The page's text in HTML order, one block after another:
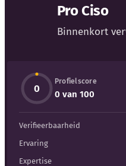
Externe bronnen
Woordenboek
Auteurs
Pro Ciso
Binnenkort
0
Profielscore
0 van 100
Verifieerbaarheid
Ervaring
Expertise